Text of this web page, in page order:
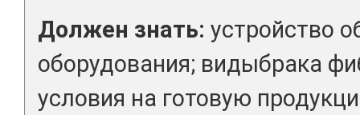
Должен знать: устройство
оборудования; видыбрака
условия на готовую